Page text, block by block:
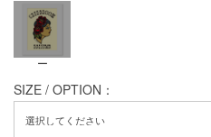
ー
SIZE / OPTION：